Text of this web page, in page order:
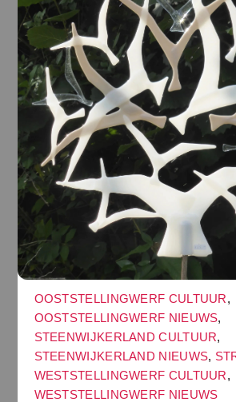
OOSTSTELLINGWERF CULTUUR,
OOSTSTELLINGWERF NIEUWS,
STEENWIJKERLAND CULTUUR,
STEENWIJKERLAND NIEUWS,
WESTSTELLINGWERF CULTUUR,
WESTSTELLINGWERF NIEUWS